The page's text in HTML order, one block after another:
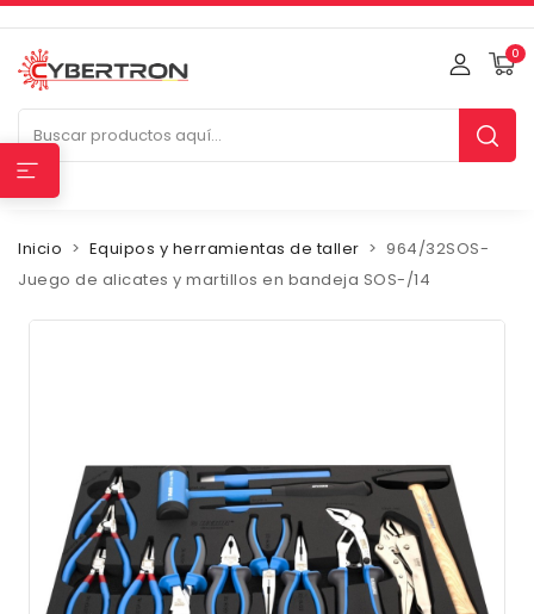
0
Inicio Equipos y herramientas de taller
964/32SOS-
Juego de alicates y martillos en bandeja SOS-/14